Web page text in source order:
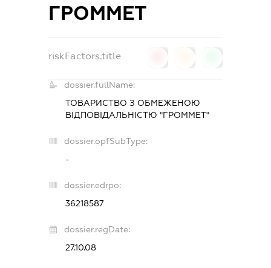
ГРОММЕТ
riskFactors.title
dossier.fullName:
ТОВАРИСТВО З ОБМЕЖЕНОЮ
ВІДПОВІДАЛЬНІСТЮ "ГРОММЕТ"
dossier.opfSubType:
-
dossier.edrpo:
36218587
dossier.regDate:
27.10.08